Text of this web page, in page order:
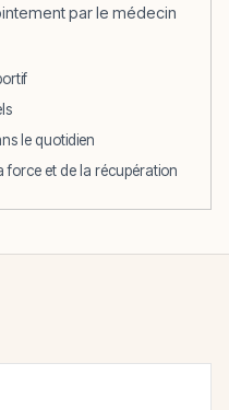
par le médecin
le quotidien
force et de la récupération